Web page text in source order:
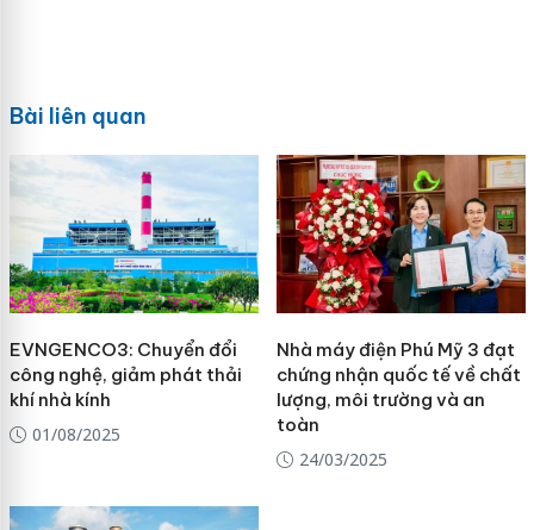
Bài liên quan
EVNGENCO3: Chuyển đổi
công nghệ, giảm phát thải
khí nhà kính
01/08/2025
Nhà máy điện Phú Mỹ 3 đạt
chứng nhận quốc tế về chất
lượng, môi trường và an
toàn
24/03/2025